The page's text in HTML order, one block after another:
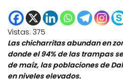
Vistas: 375
Las chicharritas abundan en
donde el 94% de las trampas
de maíz, las poblaciones de
en niveles elevados.